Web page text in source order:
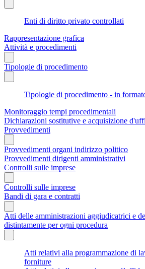
Enti di diritto privato controllati
Rappresentazione grafica
Attività e procedimenti
Tipologie di procedimento
Tipologie di procedimento - in
Monitoraggio tempi procedimentali
Dichiarazioni sostitutive e acquisizione
Provvedimenti
Provvedimenti organi indirizzo politico
Provvedimenti dirigenti amministrativi
Controlli sulle imprese
Controlli sulle imprese
Bandi di gara e contratti
Atti delle amministrazioni aggiudicatrici e
distintamente per ogni procedura
Atti relativi alla programmazione di
forniture